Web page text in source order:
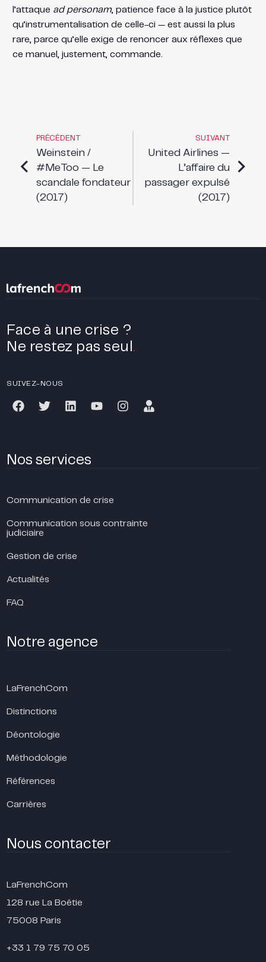
l’attaque ad personam, patience face à la justice plutôt
qu’instrumentalisation de celle-ci — est aussi la plus
rare, parce qu’elle exige de renoncer aux réflexes que
ce manuel, justement, commande.
PRÉCÉDENT
Weinstein /
#MeToo — Le
scandale fondateur
(2017)
SUIVANT
United Airlines —
L’affaire du
passager expulsé
(2017)
Face à une crise ?
Ne restez pas seul .
SUIVEZ-NOUS
Nos services
Communication de crise
Communication sous contrainte
judiciaire
Gestion de crise
Actualités
FAQ
Notre agence
LaFrenchCom
Distinctions
Déontologie
Méthodologie
Références
Carrières
Nous contacter
LaFrenchCom
128 rue La Boétie
75008 Paris
+33 1 79 75 70 05